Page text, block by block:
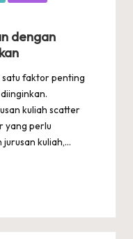
dengan
satu faktor penting
kuliah scatter
yang perlu
kuliah,…